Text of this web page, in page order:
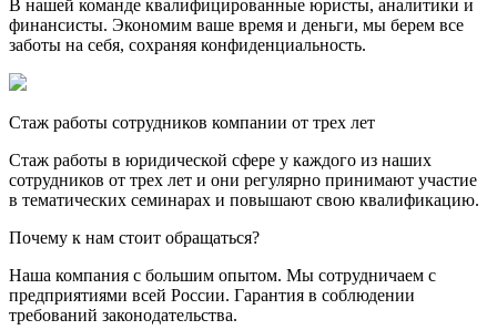
В нашей команде квалифицированные юристы, аналитики и
финансисты. Экономим ваше время и деньги, мы берем все
заботы на себя, сохраняя конфиденциальность.
Стаж работы сотрудников компании от трех лет
Стаж работы в юридической сфере у каждого из наших
сотрудников от трех лет и они регулярно принимают участие
в тематических семинарах и повышают свою квалификацию.
Почему к нам стоит обращаться?
Наша компания с большим опытом. Мы сотрудничаем с
предприятиями всей России. Гарантия в соблюдении
требований законодательства.